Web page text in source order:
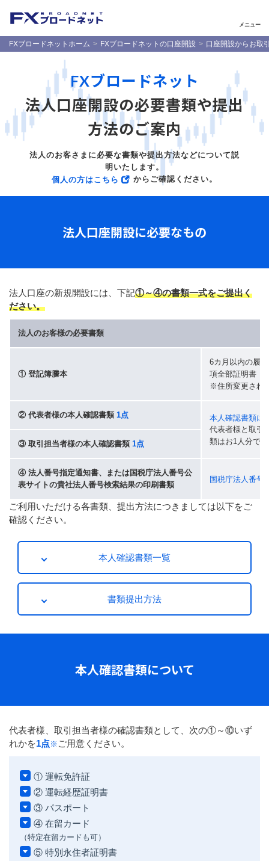
メニュー
FXブロードネットホーム FXブロードネットの口座開設 口座開設からお取
FXブロードネット
法人口座開設の必要書類や提出
方法のご案内
法人のお客さまに必要な書類や提出方法などについて説
明いたします。
個人の方はこちら
からご確認ください。
法人口座開設に必要なもの
法人口座の新規開設には、下記①～④の書類一式をご提出く
ださい。
法人のお客様の必要書類
① 登記簿謄本
6カ月以内の履
項全部証明書（
※住所変更され
② 代表者様の本人確認書類 1点
本人確認書類に
代表者様と取引
類はお1人分で
③ 取引担当者様の本人確認書類 1点
④ 法人番号指定通知書、または国税庁法人番号公
表サイトの貴社法人番号検索結果の印刷書類
国税庁法人番号
ご利用いただける各書類、提出方法につきましては以下をご
確認ください。
本人確認書類一覧
書類提出方法
本人確認書類について
代表者様、取引担当者様の確認書類として、次の①～⑩いず
れかを1点※ ご用意ください。
① 運転免許証
② 運転経歴証明書
③ パスポート
④ 在留カード
（特定在留カードも可）
⑤ 特別永住者証明書